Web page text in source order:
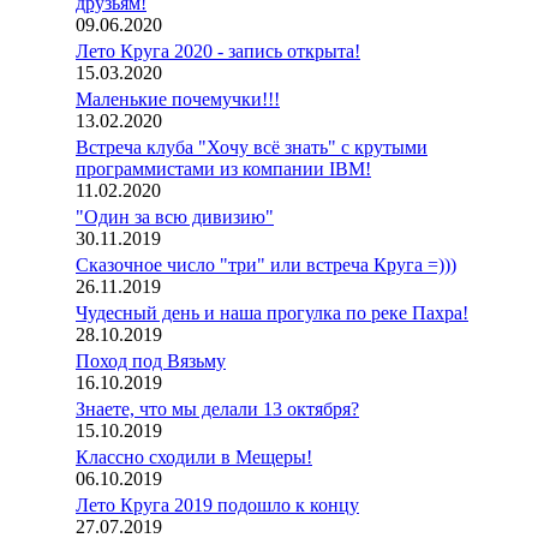
09.06.2020
Лето Круга 2020 - запись открыта!
15.03.2020
Маленькие почемучки!!!
13.02.2020
Встреча клуба "Хочу всё знать" с крутыми
программистами из компании IBM!
11.02.2020
"Один за всю дивизию"
30.11.2019
Сказочное число "три" или встреча Круга =)))
26.11.2019
Чудесный день и наша прогулка по реке Пахра!
28.10.2019
Поход под Вязьму
16.10.2019
Знаете, что мы делали 13 октября?
15.10.2019
Классно сходили в Мещеры!
06.10.2019
Лето Круга 2019 подошло к концу
27.07.2019